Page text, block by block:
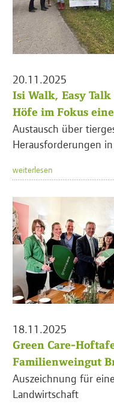
20.11.2025
Isi Walk, Easy
Höfe im Fokus
Austausch über
Herausforderungen
weiterlesen
18.11.2025
Green Care-
Familienweingut
Auszeichnung für
Landwirtschaft